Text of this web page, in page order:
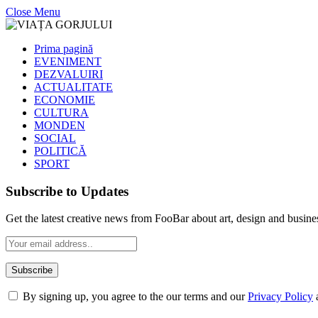
Close Menu
Prima pagină
EVENIMENT
DEZVALUIRI
ACTUALITATE
ECONOMIE
CULTURA
MONDEN
SOCIAL
POLITICĂ
SPORT
Subscribe to Updates
Get the latest creative news from FooBar about art, design and
By signing up, you agree to the our terms and ourPrivacy Policy